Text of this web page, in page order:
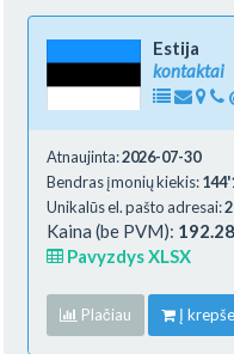
Estija
kontaktai
Atnaujinta:2026-07-30
Bendras įmonių kiekis:
Unikalūs el. pašto adresai:
Kaina (be PVM):
Pavyzdys XLSX
Plačiau Į